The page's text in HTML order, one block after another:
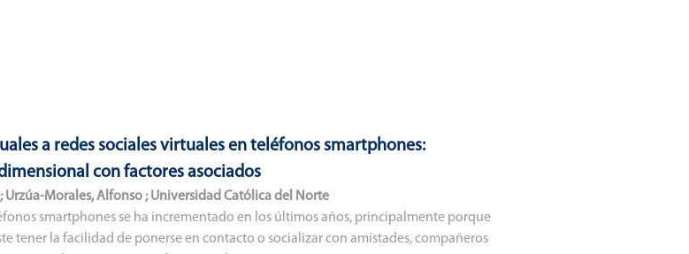
a redes sociales virtuales en teléfonos smartphones:
con factores asociados
;Urzúa-Morales, Alfonso;Universidad Católica del Norte
smartphones se ha incrementado en los últimos años, principalmente porque
tener la facilidad de ponerse en contacto o socializar con amistades, compañeros